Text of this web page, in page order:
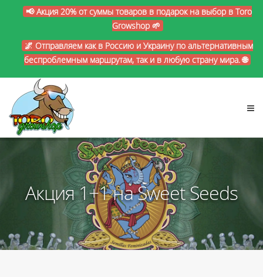
📢 Акция 20% от суммы товаров в подарок на выбор в Toro
Growshop 🌱
🌌 Отправляем как в Россию и Украину по альтернативным
беспроблемным маршрутам, так и в любую страну мира. 🌐
Акция 1+1 на Sweet Seeds